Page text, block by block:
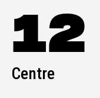
12
Centre